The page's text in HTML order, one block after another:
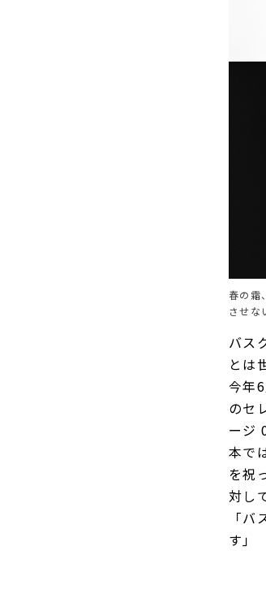
春の霜
させな
バス
とは
今年
のセ
ージ
本で
を祝
対し
「
す」